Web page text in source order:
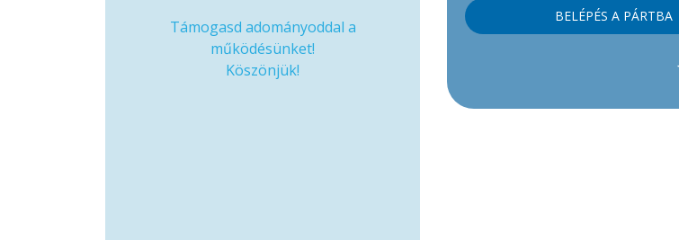
BELÉPÉS A PÁRTBA
Támogasd adományoddal a
működésünket!
Köszönjük!